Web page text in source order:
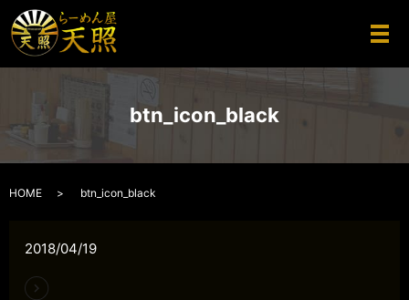
メ
btn_icon_black
HOME btn_icon_black
2018/04/19